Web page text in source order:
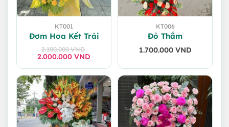
KT001
Đơm Hoa Kết Trái
2.100.000VND
Giá
2.100.000 VND.
2.000.000 VND
Giá
là:
2.000.000 VND.
KT006
Đỏ Thắm
1.700.000 VND